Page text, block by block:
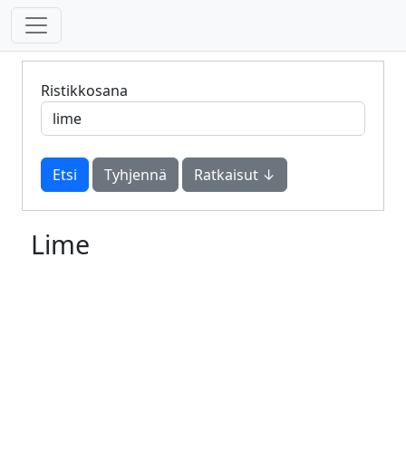
Ristikkosana
Tyhjennä Ratkaisut ↓
Lime